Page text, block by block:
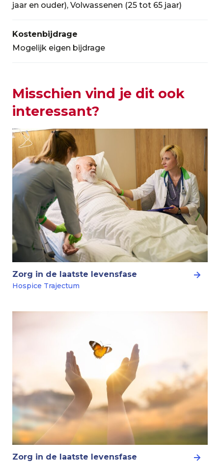
jaar en ouder), Volwassenen (25 tot 65 jaar)
Kostenbijdrage
Mogelijk eigen bijdrage
Misschien vind je dit ook
interessant?
Zorg in de laatste levensfase
Hospice Trajectum
Zorg in de laatste levensfase